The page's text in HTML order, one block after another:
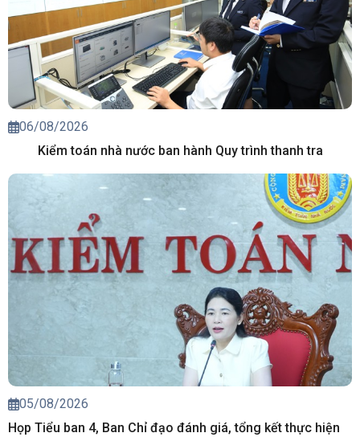
06/08/2026
Kiểm toán nhà nước ban hành Quy trình thanh tra
05/08/2026
Họp Tiểu ban 4, Ban Chỉ đạo đánh giá, tổng kết thực hiện